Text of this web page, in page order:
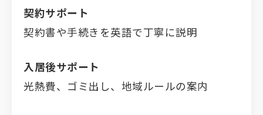
契約サポート
契約書や手続きを英語で丁寧に説明
入居後サポート
光熱費、ゴミ出し、地域ルールの案内